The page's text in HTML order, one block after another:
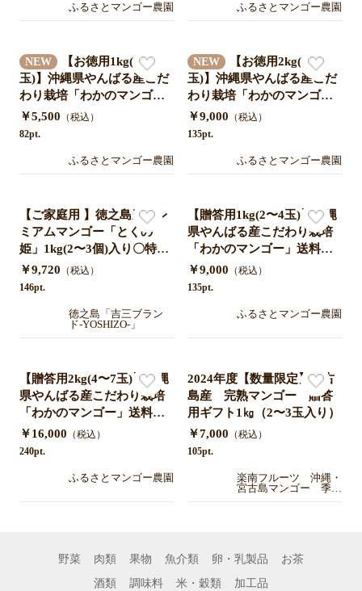
ふるさとマンゴー農園 ふるさとマンゴー農園
NEW
【お徳用1kg(2〜4
玉)】沖縄県やんばる産こだ
わり栽培「わかのマンゴ
ー」送料無料クール便対応
＊農家直送7月中旬発送開始
￥5,500 （税込）
82pt.
ふるさとマンゴー農園
NEW
【お徳用2kg(4〜7
玉)】沖縄県やんばる産こだ
わり栽培「わかのマンゴ
ー」送料無料クール便対応
＊農家直送7月中旬発送開始
￥9,000 （税込）
135pt.
ふるさとマンゴー農園
【ご家庭用 】徳之島産プレ
ミアムマンゴー「とくの
姫」1kg(2〜3個)入り〇特別
栽培農産物＊送料込みで自
社農園から産地直送 by徳之
￥9,720 （税込）
146pt.
徳之島「吉三ブラン
ド-YOSHIZO-」
【贈答用1kg(2〜4玉)】沖縄
県やんばる産こだわり栽培
「わかのマンゴー」送料無
料クール便対応 ＊農家直送7
月中旬発送開始予定
￥9,000 （税込）
135pt.
ふるさとマンゴー農園
【贈答用2kg(4〜7玉)】沖縄
県やんばる産こだわり栽培
「わかのマンゴー」送料無
料クール便対応 ＊農家直送7
月中旬発送開始予定
￥16,000 （税込）
240pt.
ふるさとマンゴー農園
2024年度【数量限定】宮古
島産 完熟マンゴー 贈答
用ギフト1㎏（2〜3玉入り）
￥7,000 （税込）
105pt.
楽南フルーツ 沖縄・
宮古島マンゴー 季節
野菜 肉類 果物 魚介類 卵・乳製品
お茶
酒類
調味料 米・穀類 加工品